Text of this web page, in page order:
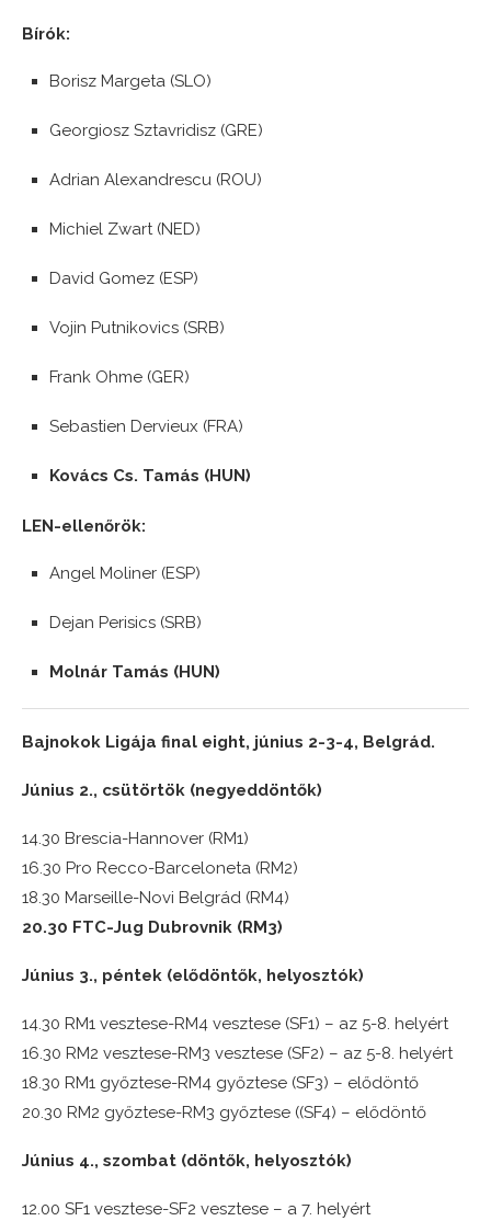
Bírók:
Borisz Margeta (SLO)
Georgiosz Sztavridisz (GRE)
Adrian Alexandrescu (ROU)
Michiel Zwart (NED)
David Gomez (ESP)
Vojin Putnikovics (SRB)
Frank Ohme (GER)
Sebastien Dervieux (FRA)
Kovács Cs. Tamás (HUN)
LEN-ellenőrök:
Angel Moliner (ESP)
Dejan Perisics (SRB)
Molnár Tamás (HUN)
Bajnokok Ligája final eight, június 2-3-4, Belgrád.
Június 2., csütörtök (negyeddöntők)
14.30 Brescia-Hannover (RM1)
16.30 Pro Recco-Barceloneta (RM2)
18.30 Marseille-Novi Belgrád (RM4)
20.30 FTC-Jug Dubrovnik (RM3)
Június 3., péntek (elődöntők, helyosztók)
14.30 RM1 vesztese-RM4 vesztese (SF1) – az 5-8. helyért
16.30 RM2 vesztese-RM3 vesztese (SF2) – az 5-8. helyért
18.30 RM1 győztese-RM4 győztese (SF3) – elődöntő
20.30 RM2 győztese-RM3 győztese ((SF4) – elődöntő
Június 4., szombat (döntők, helyosztók)
12.00 SF1 vesztese-SF2 vesztese – a 7. helyért